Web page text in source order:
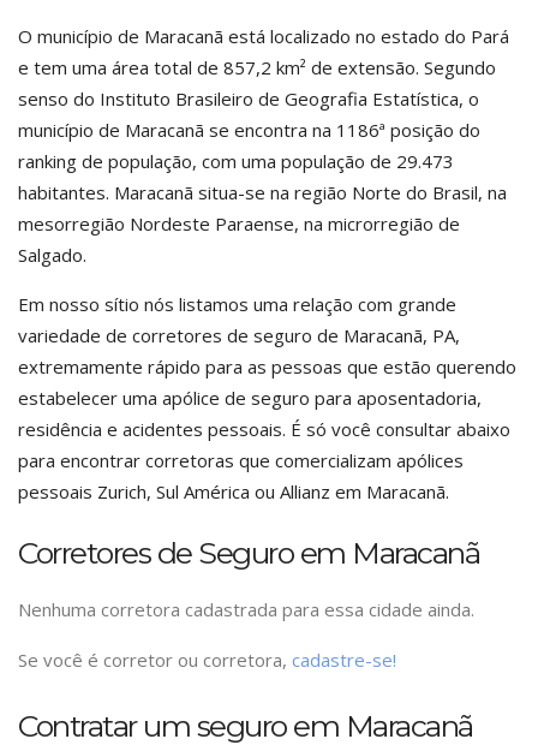
O município de Maracanã está localizado no estado do Pará
e tem uma área total de 857,2 km² de extensão. Segundo
senso do Instituto Brasileiro de Geografia Estatística, o
município de Maracanã se encontra na 1186ª posição do
ranking de população, com uma população de 29.473
habitantes. Maracanã situa-se na região Norte do Brasil, na
mesorregião Nordeste Paraense, na microrregião de
Salgado.
Em nosso sítio nós listamos uma relação com grande
variedade de corretores de seguro de Maracanã, PA,
extremamente rápido para as pessoas que estão querendo
estabelecer uma apólice de seguro para aposentadoria,
residência e acidentes pessoais. É só você consultar abaixo
para encontrar corretoras que comercializam apólices
pessoais Zurich, Sul América ou Allianz em Maracanã.
Corretores de Seguro em Maracanã
Nenhuma corretora cadastrada para essa cidade ainda.
Se você é corretor ou corretora, cadastre-se!
Contratar um seguro em Maracanã